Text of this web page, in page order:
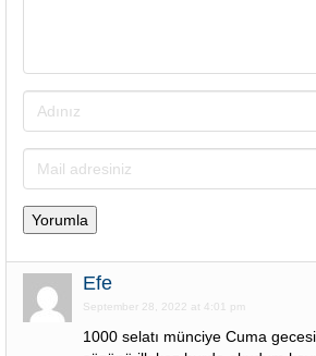
Efe
September 28, 2022 at 4:01 pm
1000 selatı münciye Cuma